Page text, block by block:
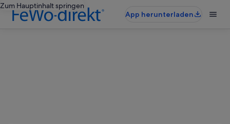
Zum Hauptinhalt springen
App herunterladen